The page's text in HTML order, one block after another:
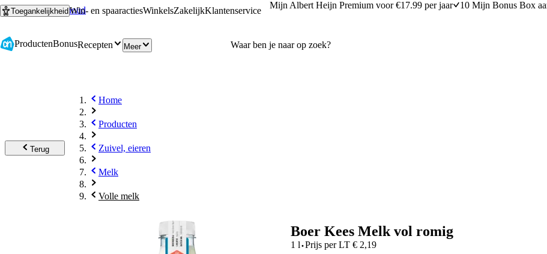
Ga naar hoofdinhoud
Ga naar zoeken
ToegankelijkheidWin- en spaaractiesWinkelsZakelijkKlantenservice
Mijn Albert Heijn Premium voor €17.99 per jaar 10 Mijn Bonus Box
ProductenBonusRecepten Meer
Terug
Home
Producten
Zuivel, eieren
Melk
Volle melk
Boer Kees Melk vol romig
1 l·Prijs per LT€ 2,19